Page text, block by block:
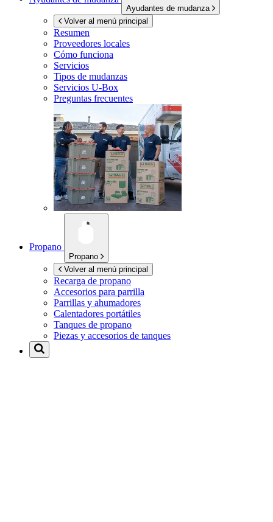
Ayudantes de mudanza
Volver al menú principal
Resumen
Proveedores locales
Cómo funciona
Servicios
Tipos de mudanzas
Servicios U-Box
Preguntas frecuentes
Propano
Propano
Volver al menú principal
Recarga de propano
Accesorios para parrilla
Parrillas y ahumadores
Calentadores portátiles
Tanques de propano
Piezas y accesorios de tanques